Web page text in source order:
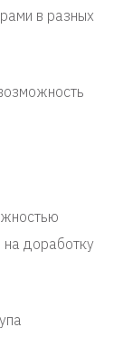
в разных
на доработку